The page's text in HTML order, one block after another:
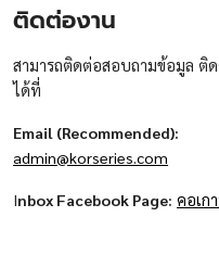
ติดต่องาน
สามารถติดต่อสอบถามข้อมูล ติ
ได้ที่
Email (Recommended):
admin@korseries.com
Inbox Facebook Page: คอเก